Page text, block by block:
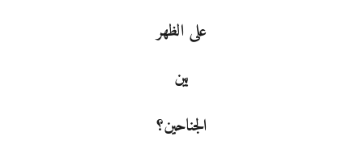
على الظهر
بين
الجناحين؟